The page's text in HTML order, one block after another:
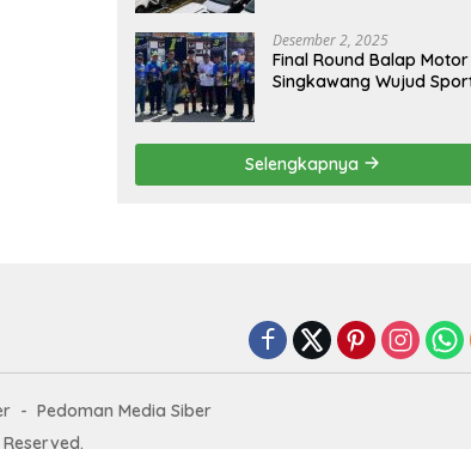
Desember 2, 2025
Final Round Balap
Singkawang Wujud
Selengkapnya
Pedoman Media Siber